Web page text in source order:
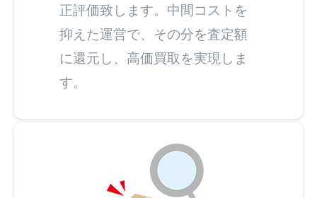
正評価致します。中間コストを
抑えた運営で、その分を査定額
に還元し、高価買取を実現しま
す。